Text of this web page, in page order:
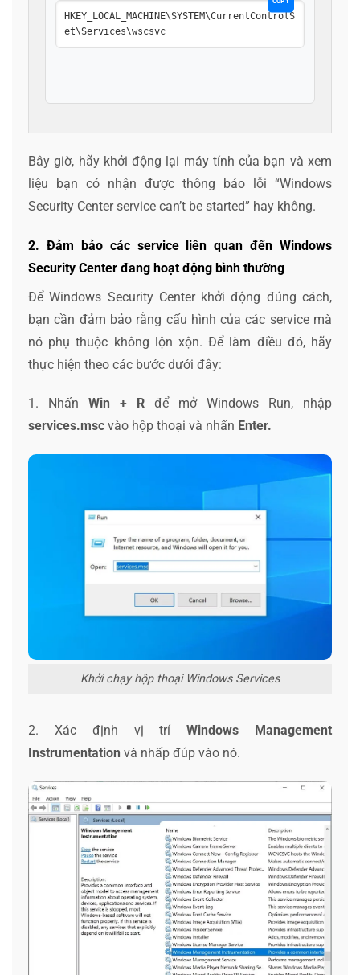
HKEY_LOCAL_MACHINE\SYSTEM\CurrentControlS
et\Services\wscsvc
Bây giờ, hãy khởi động lại máy tính của bạn và xem
liệu bạn có nhận được thông báo lỗi “Windows
Security Center service can’t be started” hay không.
2. Đảm bảo các service liên quan đến Windows
Security Center đang hoạt động bình thường
Để Windows Security Center khởi động đúng cách,
bạn cần đảm bảo rằng cấu hình của các service mà
nó phụ thuộc không lộn xộn. Để làm điều đó, hãy
thực hiện theo các bước dưới đây:
1. Nhấn Win + R để mở Windows Run, nhập
services.msc vào hộp thoại và nhấn Enter.
Khởi chạy hộp thoại Windows Services
2. Xác định vị tríWindows Management
Instrumentation và nhấp đúp vào nó.